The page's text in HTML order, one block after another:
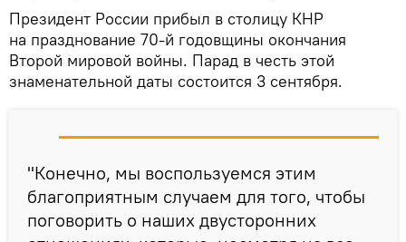
Президент России прибыл в столицу КНР
на празднование 70-й годовщины окончания
Второй мировой войны. Парад в честь этой
знаменательной даты состоится 3 сентября.
"Конечно, мы воспользуемся этим
благоприятным случаем для того, чтобы
поговорить о наших двусторонних